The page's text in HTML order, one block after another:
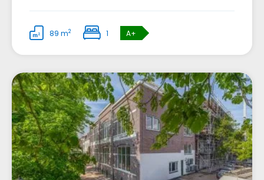
89 m2 1 A+